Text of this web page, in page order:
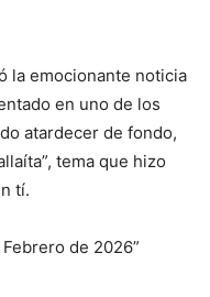
la emocionante noticia
en uno de los
atardecer de fondo,
tema que hizo
tí.
de 2026”